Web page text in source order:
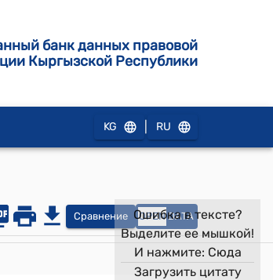
банк данных правовой
Кыргызской Республики
KG RU
Сравнение OPEN DATA
Ошибка в тексте?
Выделите ее мышкой!
И нажмите: Сюда
Загрузить цитату